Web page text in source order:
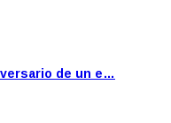
de un e…